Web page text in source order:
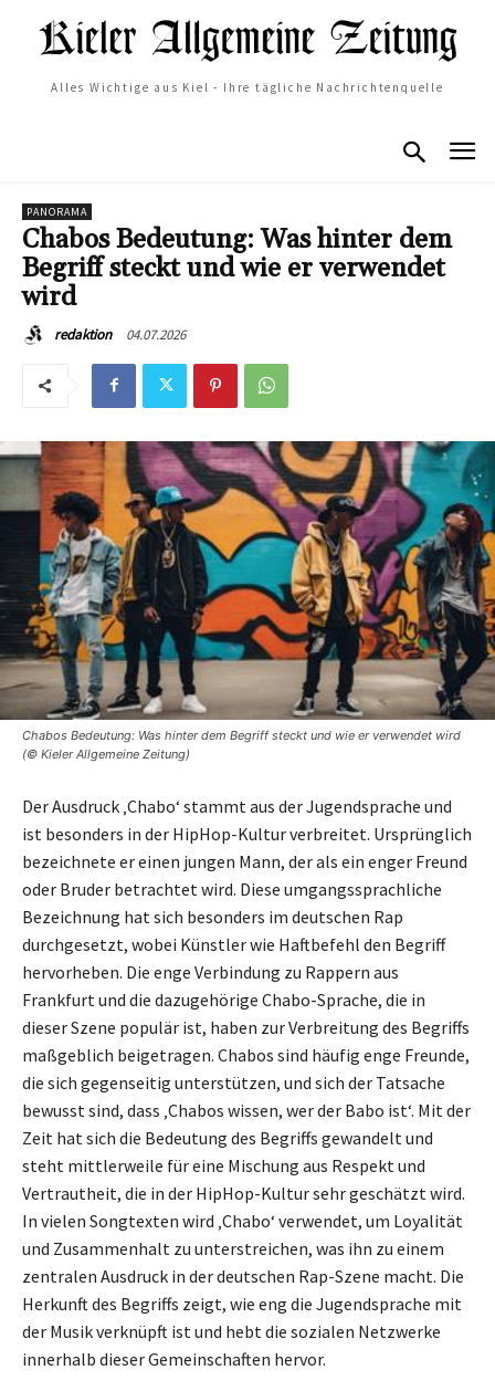
Alles Wichtige aus Kiel - Ihre tägliche Nachrichtenquelle
PANORAMA
Chabos Bedeutung: Was hinter dem
Begriff steckt und wie er verwendet
wird
redaktion 04.07.2026
Chabos Bedeutung: Was hinter dem Begriff steckt und wie er verwendet wird
(© Kieler Allgemeine Zeitung)
Der Ausdruck ‚Chabo‘ stammt aus der Jugendsprache und
ist besonders in der HipHop-Kultur verbreitet. Ursprünglich
bezeichnete er einen jungen Mann, der als ein enger Freund
oder Bruder betrachtet wird. Diese umgangssprachliche
Bezeichnung hat sich besonders im deutschen Rap
durchgesetzt, wobei Künstler wie Haftbefehl den Begriff
hervorheben. Die enge Verbindung zu Rappern aus
Frankfurt und die dazugehörige Chabo-Sprache, die in
dieser Szene populär ist, haben zur Verbreitung des Begriffs
maßgeblich beigetragen. Chabos sind häufig enge Freunde,
die sich gegenseitig unterstützen, und sich der Tatsache
bewusst sind, dass ‚Chabos wissen, wer der Babo ist‘. Mit der
Zeit hat sich die Bedeutung des Begriffs gewandelt und
steht mittlerweile für eine Mischung aus Respekt und
Vertrautheit, die in der HipHop-Kultur sehr geschätzt wird.
In vielen Songtexten wird ‚Chabo‘ verwendet, um Loyalität
und Zusammenhalt zu unterstreichen, was ihn zu einem
zentralen Ausdruck in der deutschen Rap-Szene macht. Die
Herkunft des Begriffs zeigt, wie eng die Jugendsprache mit
der Musik verknüpft ist und hebt die sozialen Netzwerke
innerhalb dieser Gemeinschaften hervor.